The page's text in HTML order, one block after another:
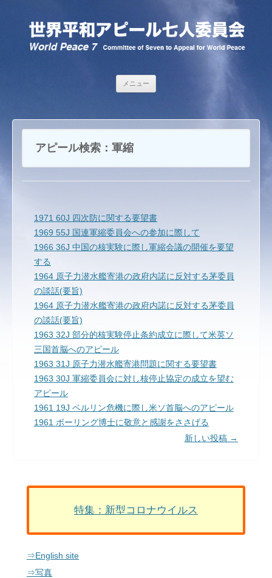
メニュー
アピール検索： 軍縮
1971 60J 四次防に関する要望書
1969 55J 国連軍縮委員会への参加に際して
1966 36J 中国の核実験に際し軍縮会議の開催を要望
する
1964 原子力潜水艦寄港の政府内諾に反対する茅委員
の談話(要旨)
1964 原子力潜水艦寄港の政府内諾に反対する茅委員
の談話(要旨)
1963 32J 部分的核実験停止条約成立に際して米英ソ
三国首脳へのアピール
1963 31J 原子力潜水艦寄港問題に関する要望書
1963 30J 軍縮委員会に対し核停止協定の成立を望む
アピール
1961 19J ベルリン危機に際し米ソ首脳へのアピール
1961 ボーリング博士に敬意と感謝をささげる
新しい投稿 →
特集：新型コロナウイルス
⇒English site
⇒写真